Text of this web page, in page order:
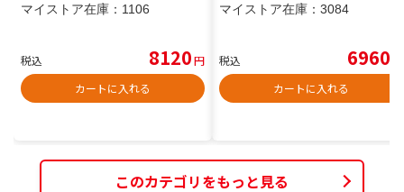
マイストア在庫： 1106
税込 8120円
カートに入れる
マイストア在庫： 3084
税込 6960
カートに入れる
このカテゴリをもっと見る